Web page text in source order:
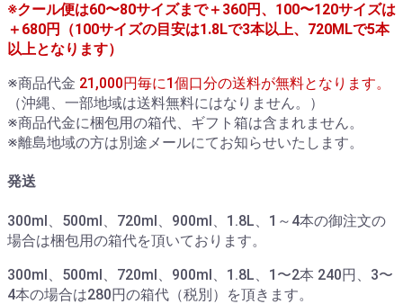
※クール便は60〜80サイズまで＋360円、100〜120サイズは
＋680円（100サイズの目安は1.8Lで3本以上、720MLで5本
以上となります）
※商品代金 21,000円毎に1個口分の送料が無料となります。
（沖縄、一部地域は送料無料にはなりません。）
※商品代金に梱包用の箱代、ギフト箱は含まれません。
※離島地域の方は別途メールにてお知らせいたします。
発送
300ml、500ml、720ml、900ml、1.8L、1～4本の御注文の
場合は梱包用の箱代を頂いております。
300ml、500ml、720ml、900ml、1.8L、1〜2本 240円、3〜
4本の場合は280円の箱代（税別）を頂きます。